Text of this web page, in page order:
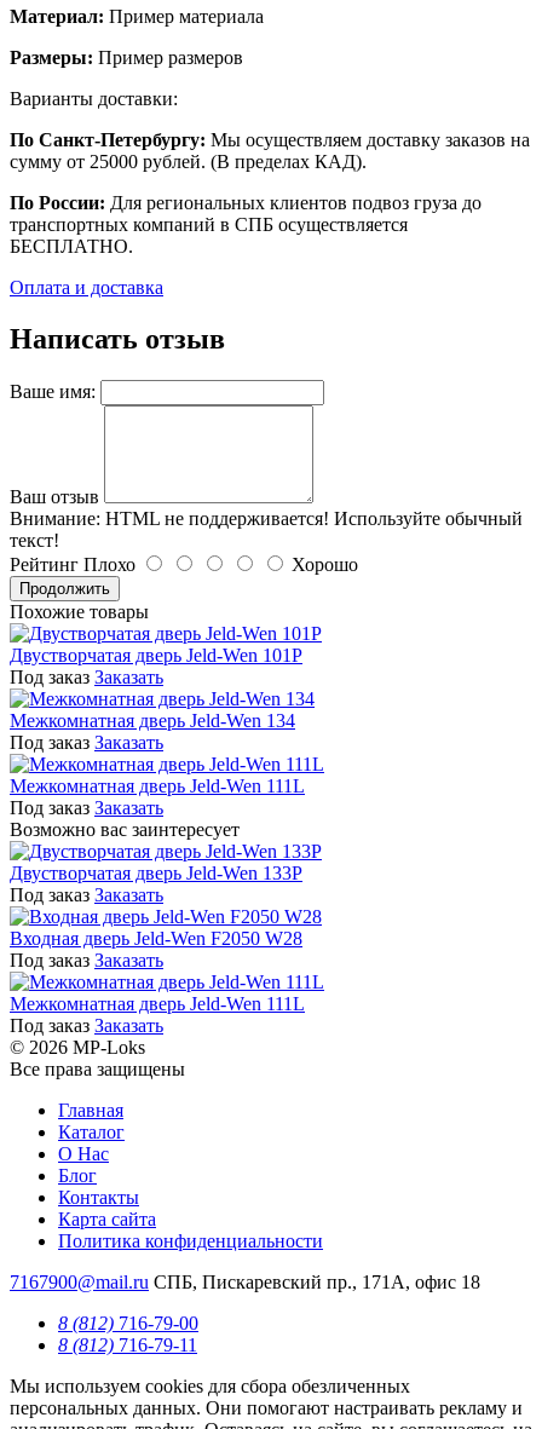
Материал: Пример материала
Размеры: Пример размеров
Варианты доставки:
По Санкт-Петербургу: Мы осуществляем доставку заказов на
сумму от 25000 рублей. (В пределах КАД).
По России: Для региональных клиентов подвоз груза до
транспортных компаний в СПБ осуществляется
БЕСПЛАТНО.
Оплата и доставка
Написать отзыв
Ваше имя:
Ваш отзыв
Внимание: HTML не поддерживается! Используйте обычный
текст!
Рейтинг Плохо Хорошо
Продолжить
Похожие товары
Двустворчатая дверь Jeld-Wen 101P
Под заказ Заказать
Межкомнатная дверь Jeld-Wen 134
Под заказ Заказать
Межкомнатная дверь Jeld-Wen 111L
Под заказ Заказать
Возможно вас заинтересует
Двустворчатая дверь Jeld-Wen 133P
Под заказ Заказать
Входная дверь Jeld-Wen F2050 W28
Под заказ Заказать
Межкомнатная дверь Jeld-Wen 111L
Под заказ Заказать
© 2026 MP-Loks
Все права защищены
Главная
Каталог
О Нас
Блог
Контакты
Карта сайта
Политика конфиденциальности
7167900@mail.ru СПБ, Пискаревский пр., 171А, офис 18
8 (812) 716-79-00
8 (812) 716-79-11
Мы используем cookies для сбора обезличенных
персональных данных. Они помогают настраивать рекламу и